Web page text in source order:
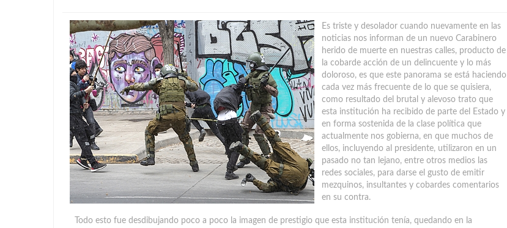
Es triste y desolador cuando nuevamente en las
noticias nos informan de un nuevo Carabinero
herido de muerte en nuestras calles, producto de
la cobarde acción de un delincuente y lo más
doloroso, es que este panorama se está haciendo
cada vez más frecuente de lo que se quisiera,
como resultado del brutal y alevoso trato que
esta institución ha recibido de parte del Estado y
en forma sostenida de la clase política que
actualmente nos gobierna, en que muchos de
ellos, incluyendo al presidente, utilizaron en un
pasado no tan lejano, entre otros medios las
redes sociales, para darse el gusto de emitir
mezquinos, insultantes y cobardes comentarios
en su contra.
Todo esto fue desdibujando poco a poco la imagen de prestigio que esta institución tenía, quedando en la